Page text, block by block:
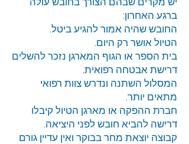
יש מקרים שבהם הצורך בחובש עולה
ברגע האחרון:
החובש שהיה אמור להגיע ביטל.
הטיול אושר רק היום.
בית הספר או הגוף המארגן נזכר להשלים
דרישת אבטחה רפואית.
המסלול השתנה ונדרש צוות רפואי
מתאים יותר.
חברת ההפקה או מארגן הטיול קיבלו
דרישה להביא חובש לפני היציאה.
קבוצה יוצאת מחר בבוקר ואין עדיין גורם